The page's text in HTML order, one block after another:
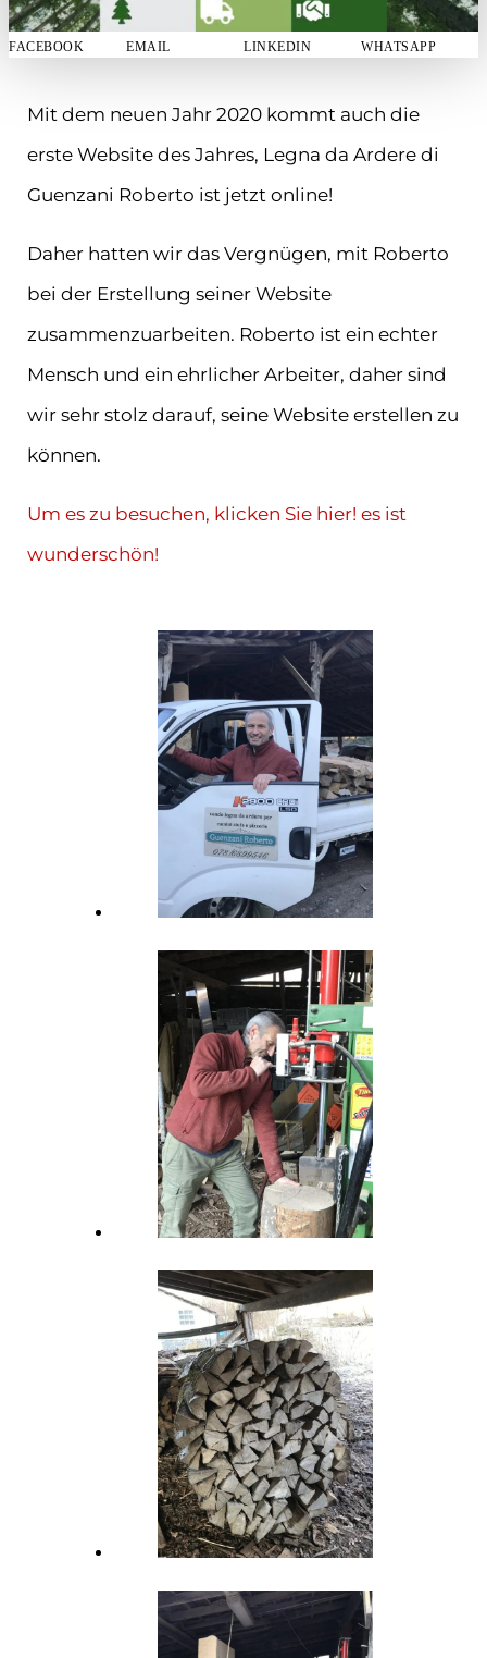
FACEBOOK EMAIL LINKEDIN WHATSAPP
Mit dem neuen Jahr 2020 kommt auch die
erste Website des Jahres, Legna da Ardere di
Guenzani Roberto ist jetzt online!
Daher hatten wir das Vergnügen, mit Roberto
bei der Erstellung seiner Website
zusammenzuarbeiten. Roberto ist ein echter
Mensch und ein ehrlicher Arbeiter, daher sind
wir sehr stolz darauf, seine Website erstellen zu
können.
Um es zu besuchen, klicken Sie hier! es ist
wunderschön!